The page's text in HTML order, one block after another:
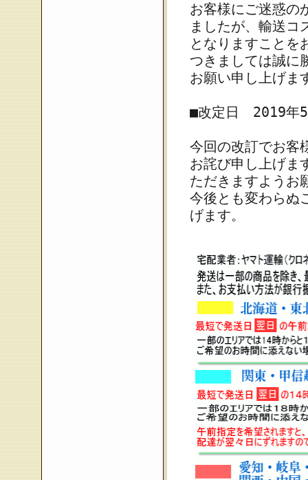
お客様にご迷惑の
ましたが、輸送コ
となりますことを
つきましては誠に
お願い申し上げま
■改定日 2019年
今回の改訂でお客
お詫び申し上げま
ただきますようお
今後とも変わらぬ
げます。